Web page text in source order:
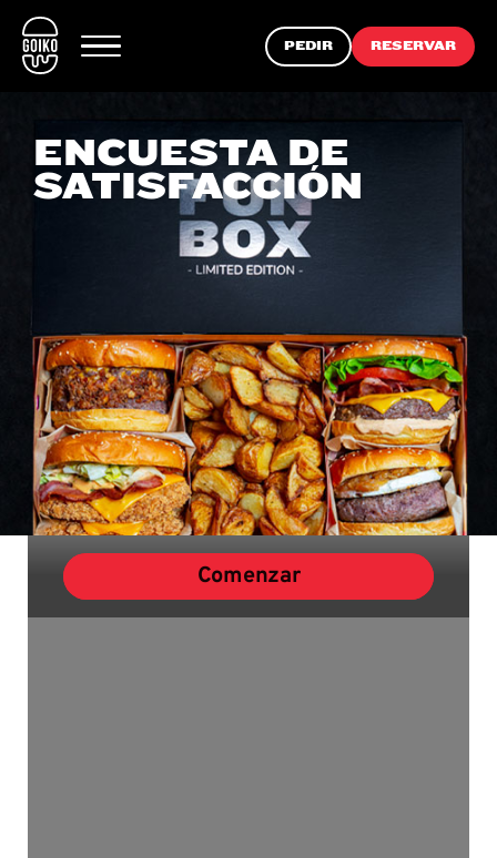
PEDIR RESERVAR
ENCUESTA DE
SATISFACCIÓN